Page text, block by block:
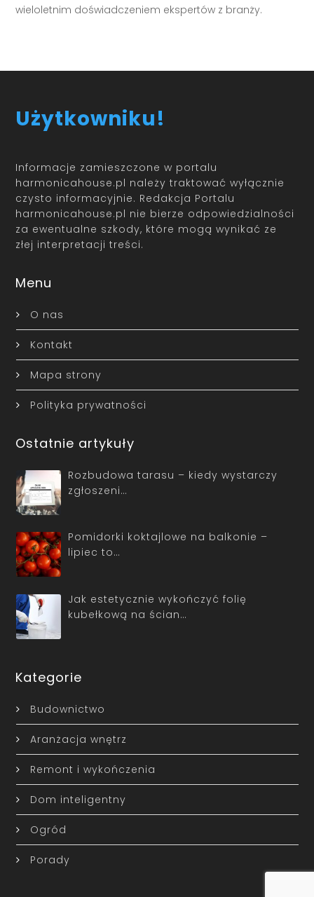
wieloletnim doświadczeniem ekspertów z branży.
Użytkowniku!
Informacje zamieszczone w portalu
harmonicahouse.pl należy traktować wyłącznie
czysto informacyjnie. Redakcja Portalu
harmonicahouse.pl nie bierze odpowiedzialności
za ewentualne szkody, które mogą wynikać ze
złej interpretacji treści.
Menu
O nas
Kontakt
Mapa strony
Polityka prywatności
Ostatnie artykuły
Rozbudowa tarasu – kiedy wystarczy
zgłoszeni…
Pomidorki koktajlowe na balkonie –
lipiec to…
Jak estetycznie wykończyć folię
kubełkową na ścian…
Kategorie
Budownictwo
Aranżacja wnętrz
Remont i wykończenia
Dom inteligentny
Ogród
Porady